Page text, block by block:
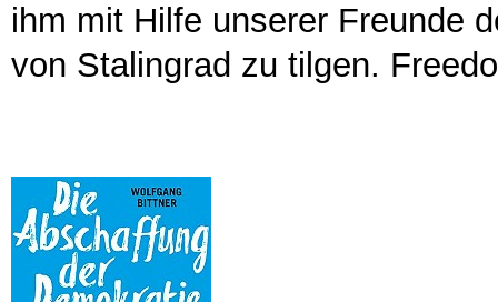
ihm mit Hilfe unserer Freunde
von Stalingrad zu tilgen.